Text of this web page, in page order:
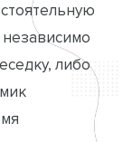
независимо
либо